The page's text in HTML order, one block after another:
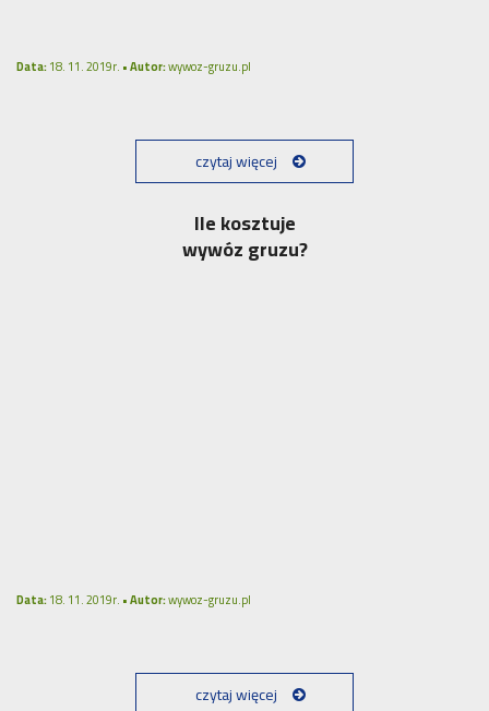
Data:18. 11. 2019r. •Autor:wywoz-gruzu.pl
czytaj więcej
Ile kosztuje
wywóz gruzu?
Data:18. 11. 2019r. •Autor:wywoz-gruzu.pl
czytaj więcej